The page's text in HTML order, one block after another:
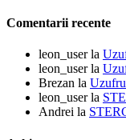
Comentarii recente
leon_userla
leon_userla
Brezan la
leon_userla
Andrei la